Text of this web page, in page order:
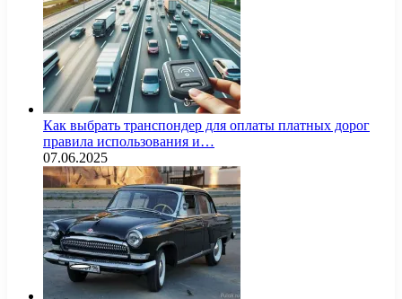
Как выбрать транспондер для оплаты платных дорог
правила использования и…
07.06.2025